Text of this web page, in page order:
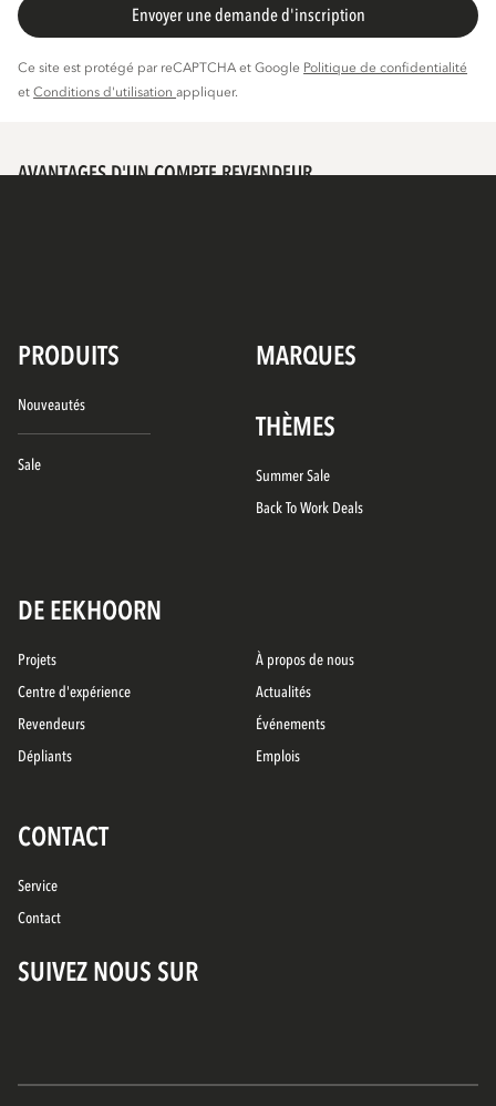
Envoyer une demande d'inscription
Ce site est protégé par reCAPTCHA et Google Politique de confidentialité
etConditions d'utilisationappliquer.
AVANTAGES D'UN COMPTE REVENDEUR
PRODUITS MARQUES
Nouveautés
Sale
THÈMES
Summer Sale
Back To Work Deals
DE EEKHOORN
Projets
Centre d'expérience
Revendeurs
Dépliants
À propos de nous
Actualités
Événements
Emplois
CONTACT
Service
Contact
SUIVEZ NOUS SUR